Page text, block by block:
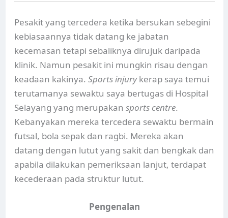
Pesakit yang tercedera ketika bersukan sebegini
kebiasaannya tidak datang ke jabatan
kecemasan tetapi sebaliknya dirujuk daripada
klinik. Namun pesakit ini mungkin risau dengan
keadaan kakinya.Sports injurykerap saya temui
terutamanya sewaktu saya bertugas di Hospital
Selayang yang merupakansports centre.
Kebanyakan mereka tercedera sewaktu bermain
futsal, bola sepak dan ragbi. Mereka akan
datang dengan lutut yang sakit dan bengkak dan
apabila dilakukan pemeriksaan lanjut, terdapat
kecederaan pada struktur lutut.
Pengenalan